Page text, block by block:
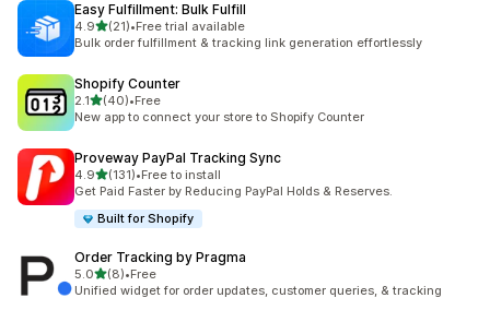
Easy Fulfillment: Bulk Fulfill
4.9滿分 5 顆星
(21)
共有 21 則評價
•Free trial available
Bulk order fulfillment & tracking link generation effortlessly
Shopify Counter
2.1滿分 5 顆星
(40)
共有 40 則評價
•Free
New app to connect your store to Shopify Counter
Proveway PayPal Tracking Sync
4.9滿分 5 顆星
(131)
共有 131 則評價
•Free to install
Get Paid Faster by Reducing PayPal Holds & Reserves.
Built for Shopify
Order Tracking by Pragma
5.0滿分 5 顆星
(8)
共有 8 則評價
•Free
Unified widget for order updates, customer queries, & tracking